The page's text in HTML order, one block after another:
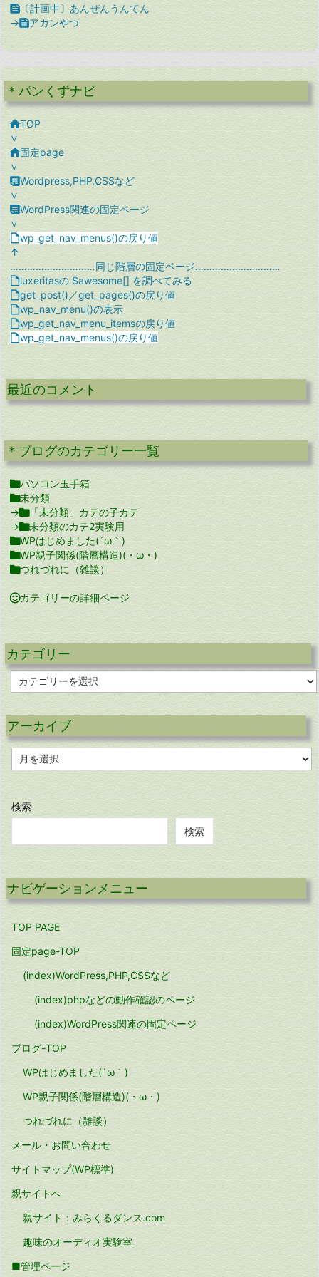
 〔計画中〕あんぜんうんてん
→アカンやつ
＊パンくずナビ
TOP
∨
固定page
∨
Wordpress,PHP,CSSなど
∨
WordPress関連の固定ページ
∨
wp_get_nav_menus()の戻り値
↑
…………………………同じ階層の固定ページ…………………………
luxeritasの $awesome[] を調べてみる
get_post()／get_pages()の戻り値
wp_nav_menu()の表示
wp_get_nav_menu_itemsの戻り値
wp_get_nav_menus()の戻り値
最近のコメント
＊ブログのカテゴリー一覧
パソコン玉手箱
未分類
→「未分類」カテの子カテ
→未分類のカテ2実験用
WPはじめました(´ω｀)
WP親子関係(階層構造)(・ω・)
つれづれに（雑談）
カテゴリーの詳細ページ
カテゴリー
テ
リ
ー
アーカイブ
ア
ー
ブ
検索
検索
ナビゲーションメニュー
TOP PAGE
固定page-TOP
(index)WordPress,PHP,CSSなど
(index)phpなどの動作確認のページ
(index)WordPress関連の固定ページ
ブログ-TOP
WPはじめました(´ω｀)
WP親子関係(階層構造)(・ω・)
つれづれに（雑談）
メール・お問い合わせ
サイトマップ(WP標準)
親サイトへ
親サイト：みらくるダンス.com
趣味のオーディオ実験室
■管理ページ